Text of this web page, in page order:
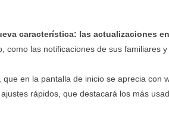
característica: las actualizaciones
como las notificaciones de sus familiares
en la pantalla de inicio se aprecia con
rápidos, que destacará los más